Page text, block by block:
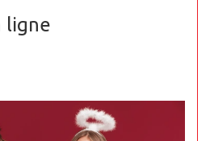
ligne